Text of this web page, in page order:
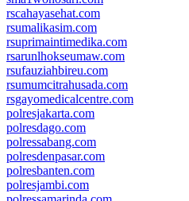
rscahayasehat.com
rsumalikasim.com
rsuprimaintimedika.com
rsarunlhokseumaw.com
rsufauziahbireu.com
rsumumcitrahusada.com
rsgayomedicalcentre.com
polresjakarta.com
polresdago.com
polressabang.com
polresdenpasar.com
polresbanten.com
polresjambi.com